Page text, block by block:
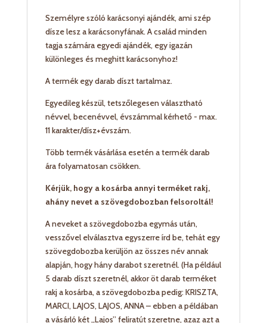
Személyre szóló karácsonyi ajándék, ami szép
dísze lesz a karácsonyfának. A család minden
tagja számára egyedi ajándék, egy igazán
különleges és meghitt karácsonyhoz!
A termék egy darab díszt tartalmaz.
Egyedileg készül, tetszőlegesen választható
névvel, becenévvel, évszámmal kérhető - max.
11 karakter/dísz+évszám.
Több termék vásárlása esetén a termék darab
ára folyamatosan csökken.
Kérjük, hogy a kosárba annyi terméket rakj,
ahány nevet a szövegdobozban felsoroltál!
A neveket a szövegdobozba egymás után,
vesszővel elválasztva egyszerre írd be, tehát egy
szövegdobozba kerüljön az összes név annak
alapján, hogy hány darabot szeretnél. (Ha például
5 darab díszt szeretnél, akkor öt darab terméket
rakj a kosárba, a szövegdobozba pedig: KRISZTA,
MARCI, LAJOS, LAJOS, ANNA – ebben a példában
a vásárló két „Lajos” feliratút szeretne, azaz azt a